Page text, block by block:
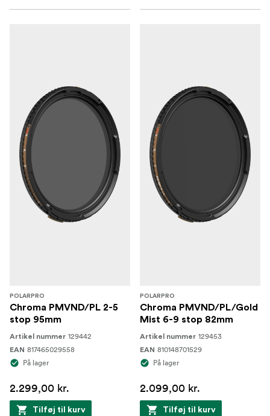
POLARPRO
Chroma PMVND/PL 2-5
stop 95mm
Artikel nummer 129442
EAN 817465029558
På lager
2.299,00 kr.
Tilføj til kurv
POLARPRO
Chroma PMVND/PL/Gold
Mist 6-9 stop 82mm
Artikel nummer 129453
EAN 810148701529
På lager
2.099,00 kr.
Tilføj til kurv